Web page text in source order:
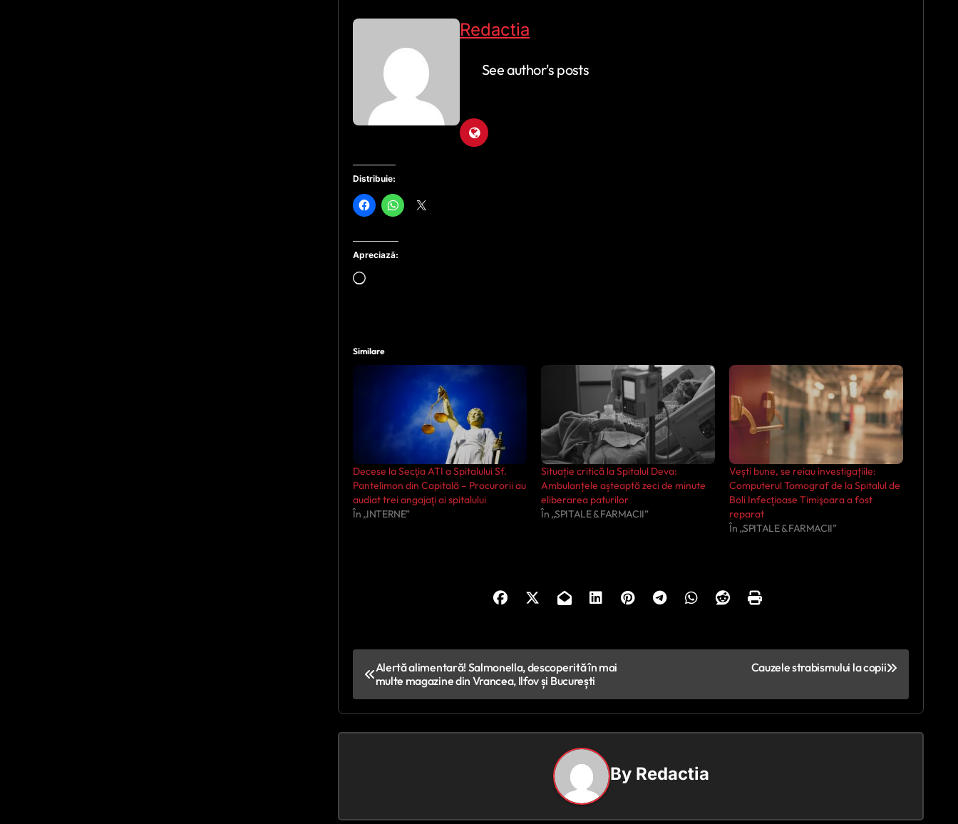
Redactia
See author's posts
Distribuie:
Apreciază:
Încarc...
Similare
Decese la Secţia ATI a Spitalului Sf.
Pantelimon din Capitală – Procurorii au
audiat trei angajaţi ai spitalului
În „INTERNE”
Situație critică la Spitalul Deva:
Ambulanțele așteaptă zeci de minute
eliberarea paturilor
În „SPITALE & FARMACII”
Vești bune, se reiau investigațiile:
Computerul Tomograf de la Spitalul de
Boli Infecţioase Timişoara a fost
reparat
În „SPITALE & FARMACII”
N
a
v
Alertă alimentară! Salmonella, descoperită în mai
multe magazine din Vrancea, Ilfov și București
Cauzele strabismului la copii
By Redactia